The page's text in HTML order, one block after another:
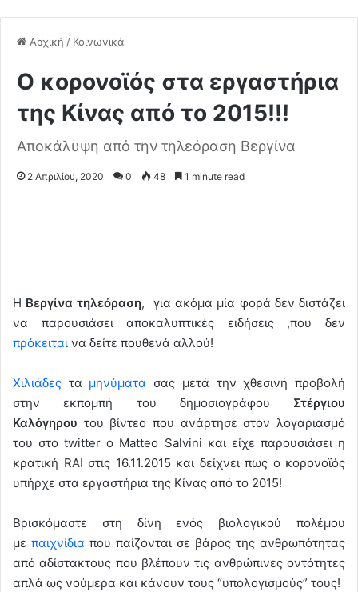
Αρχική / Κοινωνικά
Ο κορονοϊός στα εργαστήρια
της Κίνας από το 2015!!!
Αποκάλυψη από την τηλεόραση Βεργίνα
2 Απριλίου, 2020 0 48 1 minute read
Η Βεργίνα τηλεόραση, για ακόμα μία φορά δεν διστάζει
να παρουσιάσει αποκαλυπτικές ειδήσεις ,που δεν
πρόκειται να δείτε πουθενά αλλού!
Χιλιάδες τα μηνύματα σας μετά την χθεσινή προβολή
στην εκπομπή του δημοσιογράφου Στέργιου
Καλόγηρου του βίντεο που ανάρτησε στον λογαριασμό
του στο twitter ο Matteo Salvini και είχε παρουσιάσει η
κρατική RAI στις 16.11.2015 και δείχνει πως ο κορονοϊός
υπήρχε στα εργαστήρια της Κίνας από το 2015!
Βρισκόμαστε στη δίνη ενός βιολογικού πολέμου
με παιχνίδια που παίζονται σε βάρος της ανθρωπότητας
από αδίστακτους που βλέπουν τις ανθρώπινες οντότητες
απλά ως νούμερα και κάνουν τους “υπολογισμούς” τους!